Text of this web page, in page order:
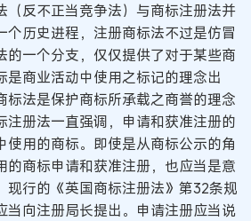
（反不正当竞争法）与商标注册法并
个历史进程，注册商标法不过是仿冒
的一个分支，仅仅提供了对于某些商
是商业活动中使用之标记的理念出
标法是保护商标所承载之商誉的理念
注册法一直强调，申请和获准注册的
使用的商标。即使是从商标公示的角
的商标申请和获准注册，也应当是意
现行的《英国商标注册法》第32条规
当向注册局长提出。申请注册应当说